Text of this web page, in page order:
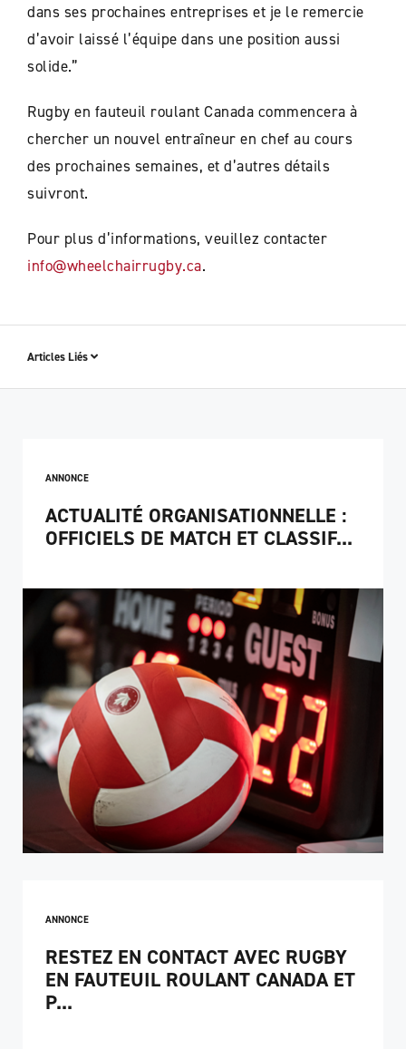
dans ses prochaines entreprises et je le remercie
d’avoir laissé l’équipe dans une position aussi
solide.”
Rugby en fauteuil roulant Canada commencera à
chercher un nouvel entraîneur en chef au cours
des prochaines semaines, et d’autres détails
suivront.
Pour plus d’informations, veuillez contacter
info@wheelchairrugby.ca.
Articles Liés
ANNONCE
ACTUALITÉ ORGANISATIONNELLE :
OFFICIELS DE MATCH ET CLASSIF...
ANNONCE
RESTEZ EN CONTACT AVEC RUGBY
EN FAUTEUIL ROULANT CANADA ET
P...